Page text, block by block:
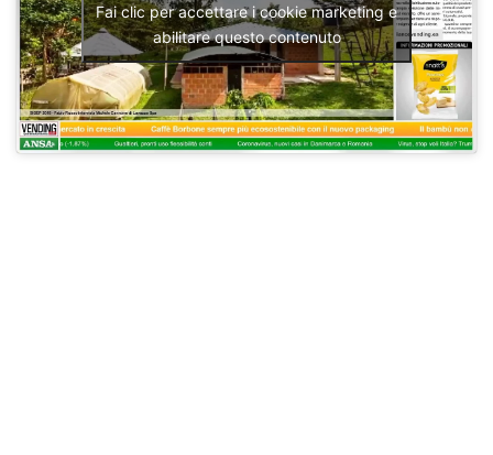
Fai clic per accettare i cookie marketing e
abilitare questo contenuto